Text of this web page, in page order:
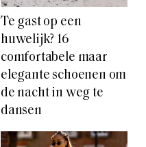
Te gast op een
huwelijk? 16
comfortabele maar
elegante schoenen om
de nacht in weg te
dansen